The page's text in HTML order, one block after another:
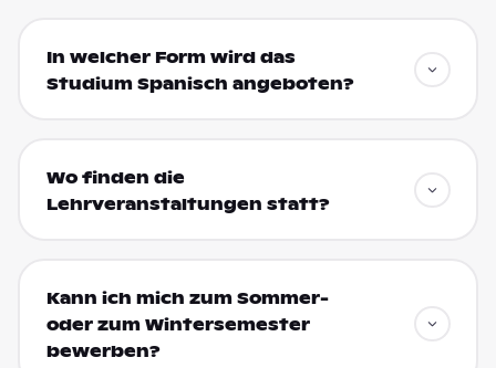
In welcher Form wird das
Studium Spanisch angeboten?
Wo finden die
Lehrveranstaltungen statt?
Kann ich mich zum Sommer-
oder zum Wintersemester
bewerben?